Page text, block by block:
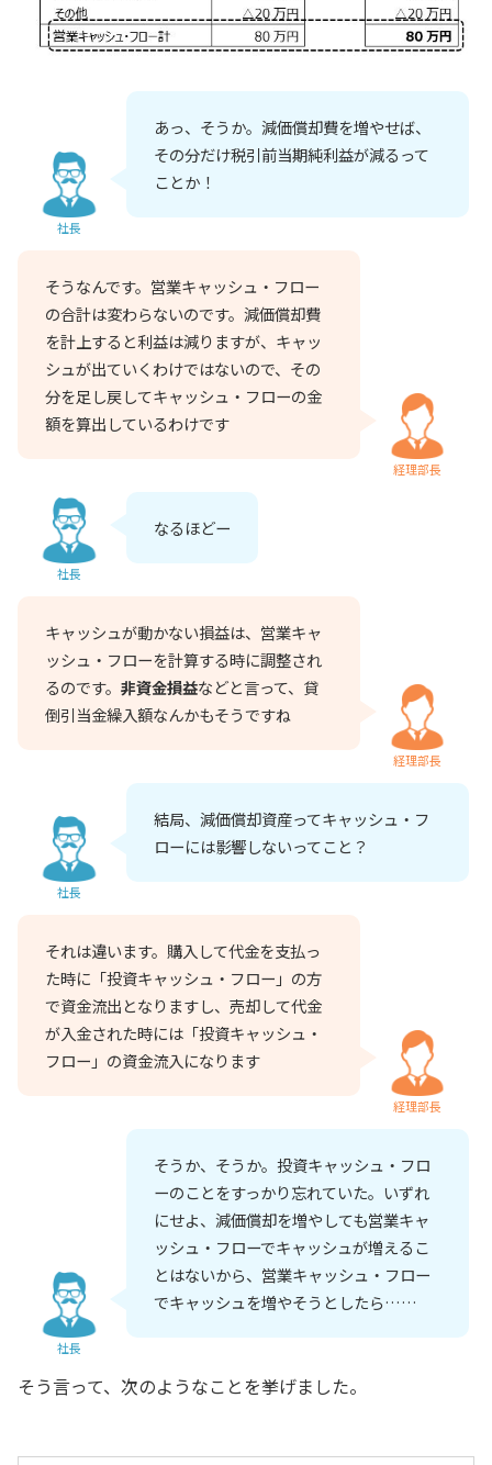
社長
あっ、そうか。減価償却費を増やせば、
その分だけ税引前当期純利益が減るって
ことか！
そうなんです。営業キャッシュ・フロー
の合計は変わらないのです。減価償却費
を計上すると利益は減りますが、キャッ
シュが出ていくわけではないので、その
分を足し戻してキャッシュ・フローの金
額を算出しているわけです
経理部長
社長
なるほどー
キャッシュが動かない損益は、営業キャ
ッシュ・フローを計算する時に調整され
るのです。 非資金損益などと言って、貸
倒引当金繰入額なんかもそうですね
経理部長
社長
結局、減価償却資産ってキャッシュ・フ
ローには影響しないってこと？
それは違います。購入して代金を支払っ
た時に「投資キャッシュ・フロー」の方
で資金流出となりますし、売却して代金
が入金された時には「投資キャッシュ・
フロー」の資金流入になります
経理部長
社長
そうか、そうか。投資キャッシュ・フロ
ーのことをすっかり忘れていた。いずれ
にせよ、減価償却を増やしても営業キャ
ッシュ・フローでキャッシュが増えるこ
とはないから、営業キャッシュ・フロー
でキャッシュを増やそうとしたら……
そう言って、次のようなことを挙げました。